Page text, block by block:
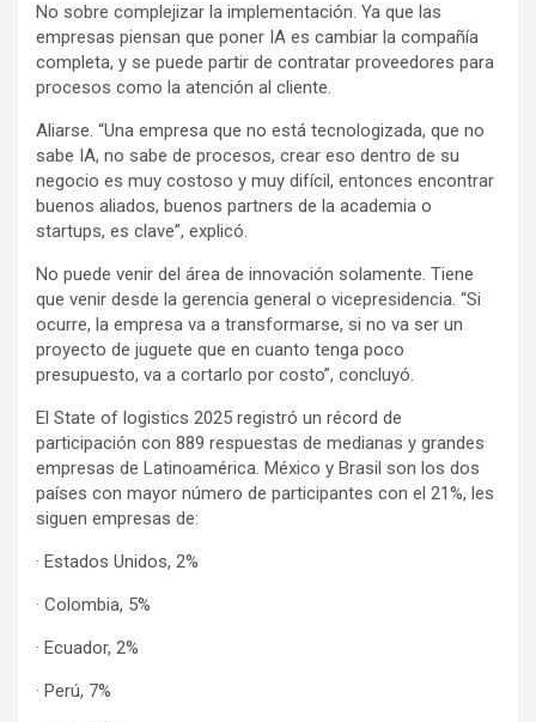
No sobre complejizar la implementación. Ya que las
empresas piensan que poner IA es cambiar la compañía
completa, y se puede partir de contratar proveedores para
procesos como la atención al cliente.
Aliarse. “Una empresa que no está tecnologizada, que no
sabe IA, no sabe de procesos, crear eso dentro de su
negocio es muy costoso y muy difícil, entonces encontrar
buenos aliados, buenos partners de la academia o
startups, es clave”, explicó.
No puede venir del área de innovación solamente. Tiene
que venir desde la gerencia general o vicepresidencia. “Si
ocurre, la empresa va a transformarse, si no va ser un
proyecto de juguete que en cuanto tenga poco
presupuesto, va a cortarlo por costo”, concluyó.
El State of logistics 2025 registró un récord de
participación con 889 respuestas de medianas y grandes
empresas de Latinoamérica. México y Brasil son los dos
países con mayor número de participantes con el 21%, les
siguen empresas de:
· Estados Unidos, 2%
· Colombia, 5%
· Ecuador, 2%
· Perú, 7%